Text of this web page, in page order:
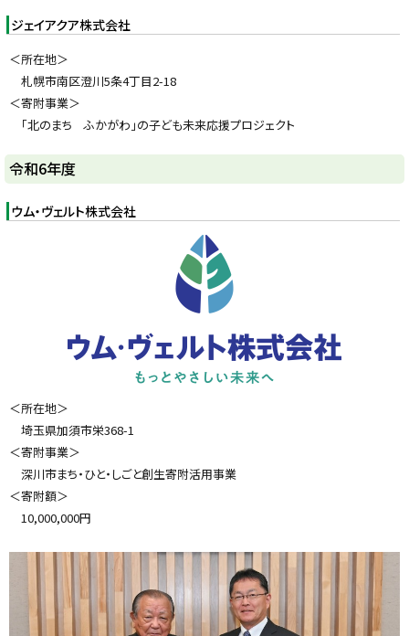
ジェイアクア株式会社
＜所在地＞
札幌市南区澄川5条4丁目2-18
＜寄附事業＞
「北のまち ふかがわ」の子ども未来応援プロジェクト
ト
ッ
プ
令和6年度
ウム・ヴェルト株式会社
＜所在地＞
埼玉県加須市栄368-1
＜寄附事業＞
深川市まち・ひと・しごと創生寄附活用事業
＜寄附額＞
10,000,000円